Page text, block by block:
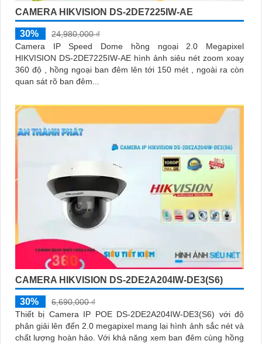
CAMERA HIKVISION DS-2DE7225IW-AE
30%
24,980,000 ₫
Camera IP Speed Dome hồng ngoại 2.0 Megapixel
HIKVISION DS-2DE7225IW-AE hình ảnh siêu nét zoom xoay
360 độ , hồng ngoại ban đêm lên tới 150 mét , ngoài ra còn
quan sát rõ ban đêm...
CAMERA HIKVISION DS-2DE2A204IW-DE3(S6)
30%
6,690,000 ₫
Thiết bị Camera IP POE DS-2DE2A204IW-DE3(S6) với độ
phân giải lên đến 2.0 megapixel mang lại hình ảnh sắc nét và
chất lượng hoàn hảo. Với khả năng xem ban đêm cùng hồng